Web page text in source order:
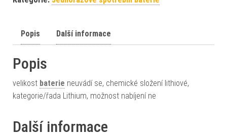
Popis Další informace
Popis
velikost baterie neuvádí se, chemické složení lithiové,
kategorie/řada Lithium, možnost nabíjení ne
Další informace